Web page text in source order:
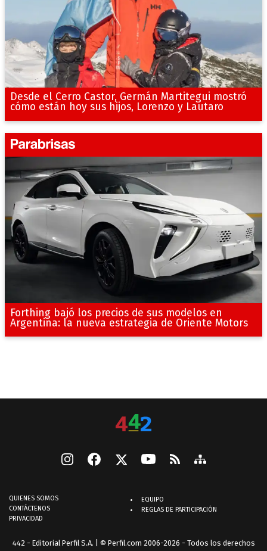
Desde el Cerro Castor, Germán Martitegui mostró
cómo están hoy sus hijos, Lorenzo y Lautaro
Forthing bajó los precios de sus modelos en
Argentina: la nueva estrategia de Oriente Motors
QUIENES SOMOS
CONTÁCTENOS
PRIVACIDAD
EQUIPO
REGLAS DE PARTICIPACIÓN
442 - Editorial Perfil S.A. | © Perfil.com 2006-2026 - Todos los derechos